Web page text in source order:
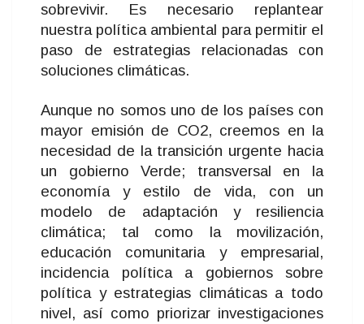
sobrevivir. Es necesario replantear
nuestra política ambiental para permitir el
paso de estrategias relacionadas con
soluciones climáticas.
Aunque no somos uno de los países con
mayor emisión de CO2, creemos en la
necesidad de la transición urgente hacia
un gobierno Verde; transversal en la
economía y estilo de vida, con un
modelo de adaptación y resiliencia
climática; tal como la movilización,
educación comunitaria y empresarial,
incidencia política a gobiernos sobre
política y estrategias climáticas a todo
nivel, así como priorizar investigaciones